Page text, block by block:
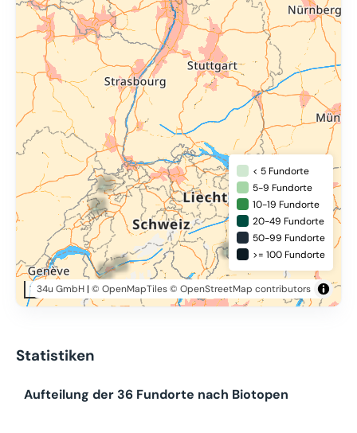
100 km
34u GmbH| © OpenMapTiles© OpenStreetMap contributors
< 5 Fundorte
5-9 Fundorte
10-19 Fundorte
20-49 Fundorte
50-99 Fundorte
>= 100 Fundorte
Statistiken
Aufteilung der 36 Fundorte nach Biotopen